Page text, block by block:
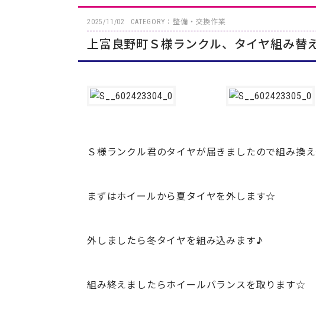
2025/11/02 CATEGORY：整備・交換作業
上富良野町Ｓ様ランクル、タイヤ組み替
Ｓ様ランクル君のタイヤが届きましたので組み換
まずはホイールから夏タイヤを外します☆
外しましたら冬タイヤを組み込みます♪
組み終えましたらホイールバランスを取ります☆